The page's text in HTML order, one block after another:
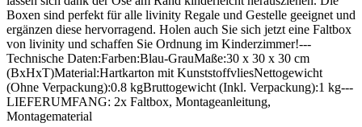
Boxen sind perfekt für alle livinity Regale und Gestelle geeignet und
ergänzen diese hervorragend. Holen auch Sie sich jetzt eine Faltbox
von livinity und schaffen Sie Ordnung im Kinderzimmer!---
Technische Daten:Farben:Blau-GrauMaße:30 x 30 x 30 cm
(BxHxT)Material:Hartkarton mit KunststoffvliesNettogewicht
(Ohne Verpackung):0.8 kgBruttogewicht (Inkl. Verpackung):1 kg---
LIEFERUMFANG: 2x Faltbox, Montageanleitung,
Montagematerial